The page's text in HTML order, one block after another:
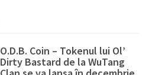
O.D.B. Coin – Tokenul lui Ol’
Dirty Bastard de la WuTang